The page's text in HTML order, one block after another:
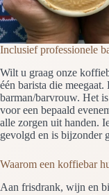
Inclusief professionele
Wilt u graag onze
één barista die
barman/barvrouw. Het
voor een bepaald
alle zorgen uit handen.
gevolgd en is bijzonder
Waarom een koffiebar
Aan frisdrank, wijn en